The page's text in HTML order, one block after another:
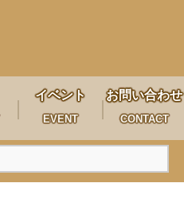
イベント
EVENT
お問い合わせ
CONTACT